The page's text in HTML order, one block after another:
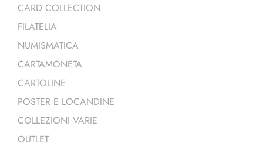
CARD COLLECTION
FILATELIA
NUMISMATICA
CARTAMONETA
CARTOLINE
POSTER E LOCANDINE
COLLEZIONI VARIE
OUTLET